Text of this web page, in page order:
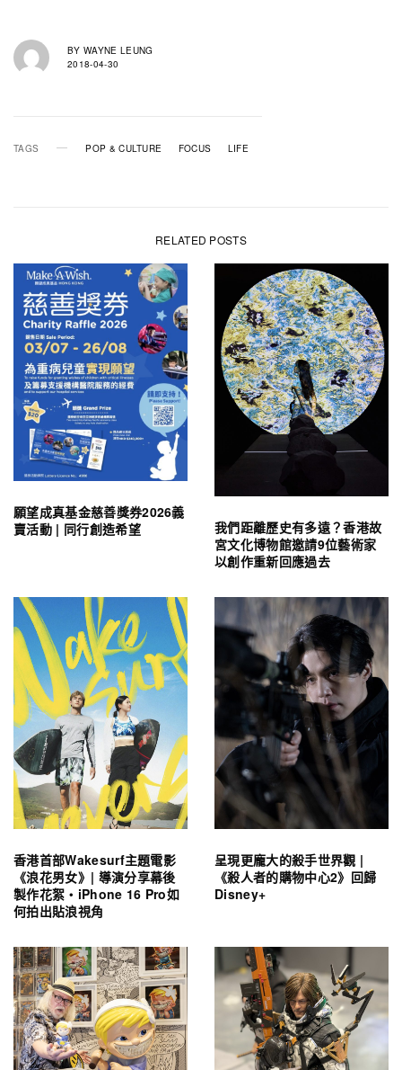
BY WAYNE LEUNG
2018-04-30
TAGS POP & CULTURE FOCUS LIFE
RELATED POSTS
願望成真基金慈善獎券2026義
賣活動 | 同行創造希望
我們距離歷史有多遠？香港故
宮文化博物館邀請9位藝術家
以創作重新回應過去
香港首部Wakesurf主題電影
《浪花男女》| 導演分享幕後
製作花絮・iPhone 16 Pro如
何拍出貼浪視角
呈現更龐大的殺手世界觀 |
《殺人者的購物中心2》回歸
Disney+